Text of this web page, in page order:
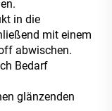
in die
mit einem
abwischen.
Bedarf
glänzenden